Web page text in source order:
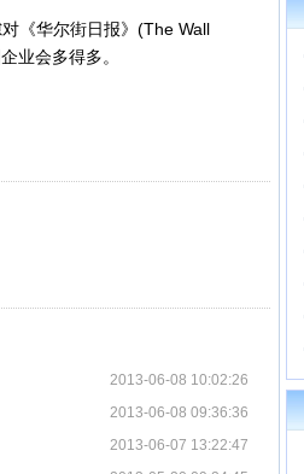
《华尔街日报》(The Wall
业会多得多。
2013-06-08 10:02:26
2013-06-08 09:36:36
2013-06-07 13:22:47